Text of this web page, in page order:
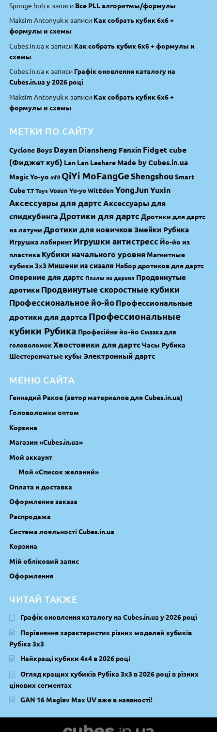
Sponge bob к записи Все PLL алгоритмы/формулы
Maksim Antonyuk к записи Как собрать кубик 6х6 +
формулы и схемы
Cubes.in.ua к записи Как собрать кубик 6х6 + формулы и
схемы
Cubes.in.ua к записи Графік оновлення каталогу на
Cubes.in.ua у 2026 році
Maksim Antonyuk к записи Как собрать кубик 6х6 +
формулы и схемы
МЕТКИ ПО САЙТУ
Cyclone Boys DayanDiansheng Fanxin Fidget cube
(Фиджет куб) Lan Lan Leshare Made by Cubes.in.ua
Magic Yo-yo mf8 QiYi MoFangGeShengshou Smart
Cube T.T Toys Vosun Yo-yoWitEden YongJun Yuxin
Аксессуары для дартс Аксессуары для
спидкубинга Дротики для дартс Дротики для дартс
из латуни Дротики для новичков Змейки Рубика
Игрушка лабиринт Игрушки антистресс Йо-йо из
пластика Кубики начального уровня Магнитные
кубики 3х3 Мишени из сизаля Набор дротиков для дартс
Оперение для дартс Пазлы из дерева Продвинутые
дротики Продвинутые скоростные кубики
Профессиональное йо-йоПрофессиональные
дротики для дартса Профессиональные
кубики Рубика Професійне йо-йо Смазка для
головоломокХвостовики для дартсЧасы Рубика
Шестеренчатые кубы Электронный дартс
МЕНЮ САЙТА
Геннадий Раков (автор материалов для Cubes.in.ua)
Головоломки оптом
Корзина
Магазин «Cubes.in.ua»
Мой аккаунт
Мой «Список желаний»
Оплата и доставка
Оформление заказа
Распродажа
Система лояльності Cubes.in.ua
Корзина
Мій обліковий запис
Оформлення
ЧИТАЙ ТАКЖЕ
Графік оновлення каталогу на Cubes.in.ua у 2026 році
Порівняння характеристик різних моделей кубиків
Рубіка 3х3
Найкращі кубики 4х4 в 2026 році
Огляд кращих кубиків Рубіка 3х3 в 2026 році в різних
цінових сегментах
GAN 16 Maglev Max UV вже в наявності!